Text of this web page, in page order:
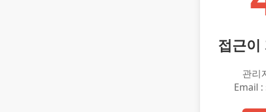
접근이
관리
Email